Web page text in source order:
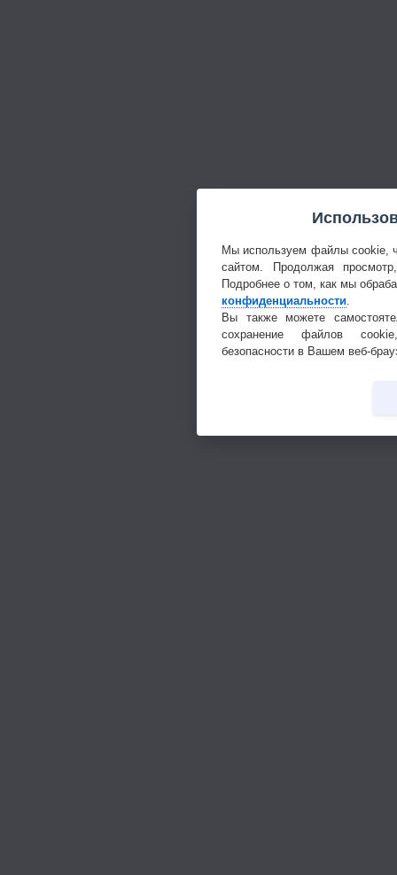
Мы используем файлы cookie,
сайтом. Продолжая
Подробнее о том, как мы
конфиденциальности
Вы также можете
сохранение файлов
безопасности в Вашем веб-